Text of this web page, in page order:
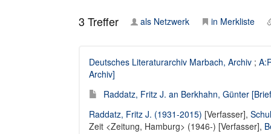
3 Treffer als Netzwerk in Merkliste
Deutsches Literaturarchiv Marbach, Archiv ;
Archiv]
Raddatz, Fritz J. an Berkhahn, Günter
Raddatz, Fritz J. (1931-2015) [Verfasser],
Zeit <Zeitung, Hamburg> (1946-) [Verfasser],